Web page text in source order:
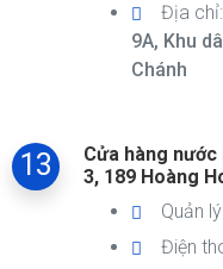
Địa chỉ:
9A, Khu
Chánh
13
Cửa hàng
3, 189 Hoàng
Quản lý:
Điện